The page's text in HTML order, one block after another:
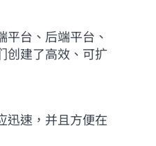
台、后端平台、
创建了高效、可扩
迅速，并且方便在